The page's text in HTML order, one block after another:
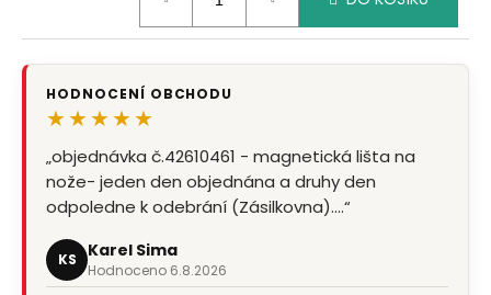
HODNOCENÍ OBCHODU
★★★★★
„objednávka č.42610461 - magnetická lišta na
nože- jeden den objednána a druhy den
odpoledne k odebrání (Zásilkovna).…“
KS Karel Sima
Hodnoceno 6.8.2026
e
m